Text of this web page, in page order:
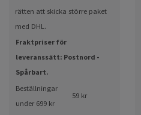
rätten att skicka större paket
med DHL.
Fraktpriser för
leveranssätt: Postnord -
Spårbart.
Beställningar
under 699 kr
59 kr